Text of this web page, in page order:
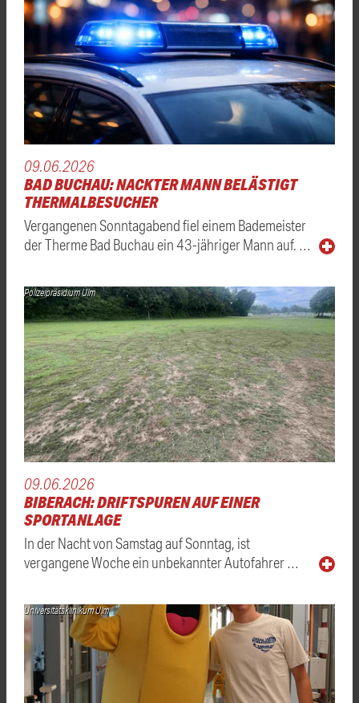
09.06.2026
BAD BUCHAU: NACKTER MANN BELÄSTIGT
THERMALBESUCHER
Vergangenen Sonntagabend fiel einem Bademeister
der Therme Bad Buchau ein 43-jähriger Mann auf. …
Polizeipräsidium Ulm
09.06.2026
BIBERACH: DRIFTSPUREN AUF EINER
SPORTANLAGE
In der Nacht von Samstag auf Sonntag, ist
vergangene Woche ein unbekannter Autofahrer …
Universitätsklinikum Ulm